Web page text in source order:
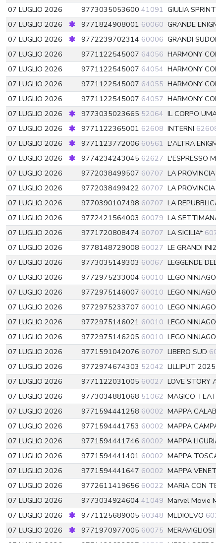
07 LUGLIO 2026
9773035053600 41091 GIULIA SPRINT
07 LUGLIO 2026
9771824908001 60060 GRANDE
07 LUGLIO 2026
9772239702314 60006 GRANDI
07 LUGLIO 2026
9771122545007 64056 HARMONY
07 LUGLIO 2026
9771122545007 64054 HARMONY
07 LUGLIO 2026
9771122545007 64055 HARMONY
07 LUGLIO 2026
9771122545007 64057 HARMONY
07 LUGLIO 2026
9773035023665 52064 IL CORPO
07 LUGLIO 2026
9771122365001 62608 INTERNI 62608
07 LUGLIO 2026
9771123772006 60561 L'ALTRA
07 LUGLIO 2026
9774234243045 62627 L'ESPRESSO
07 LUGLIO 2026
9772038499507 60707 LA PROVINCIA
07 LUGLIO 2026
9772038499422 60707 LA PROVINCIA
07 LUGLIO 2026
9770390107498 60707 LA REPUBBLICA
07 LUGLIO 2026
9772421564003 60079 LA SETTIMANA
07 LUGLIO 2026
9771720808474 60707 LA SICILIA*
07 LUGLIO 2026
9778148729008 60027 LE GRANDI
07 LUGLIO 2026
9773035149303 60067 LEGGENDE
07 LUGLIO 2026
9772975233004 60010 LEGO NINJAGO
07 LUGLIO 2026
9772975146007 60010 LEGO NINJAGO
07 LUGLIO 2026
9772975233707 60010 LEGO NINJAGO
07 LUGLIO 2026
9772975146021 60010 LEGO NINJAGO
07 LUGLIO 2026
9772975146205 60010 LEGO NINJAGO
07 LUGLIO 2026
9771591042076 60707 LIBERO SUD
07 LUGLIO 2026
9772974674303 52042 LILLIPUT 2025
07 LUGLIO 2026
9771122031005 60027 LOVE STORY
07 LUGLIO 2026
9773034881068 51062 MAGICO
07 LUGLIO 2026
9771594441258 60002 MAPPA
07 LUGLIO 2026
9771594441753 60002 MAPPA
07 LUGLIO 2026
9771594441746 60002 MAPPA LIGURIA
07 LUGLIO 2026
9771594441401 60002 MAPPA
07 LUGLIO 2026
9771594441647 60002 MAPPA
07 LUGLIO 2026
9772611419656 60022 MARIA CON TE
07 LUGLIO 2026
9773034924604 41049 Marvel Movie
07 LUGLIO 2026
9771125689005 60348 MEDIOEVO
07 LUGLIO 2026
9771970977005 60075 MERAVIGLIOSI